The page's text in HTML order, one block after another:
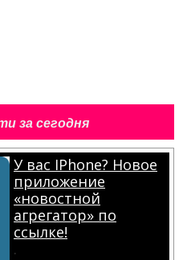
за сегодня
У вас IPhone? Новое
приложение
«новостной
агрегатор» по
ссылке!
.